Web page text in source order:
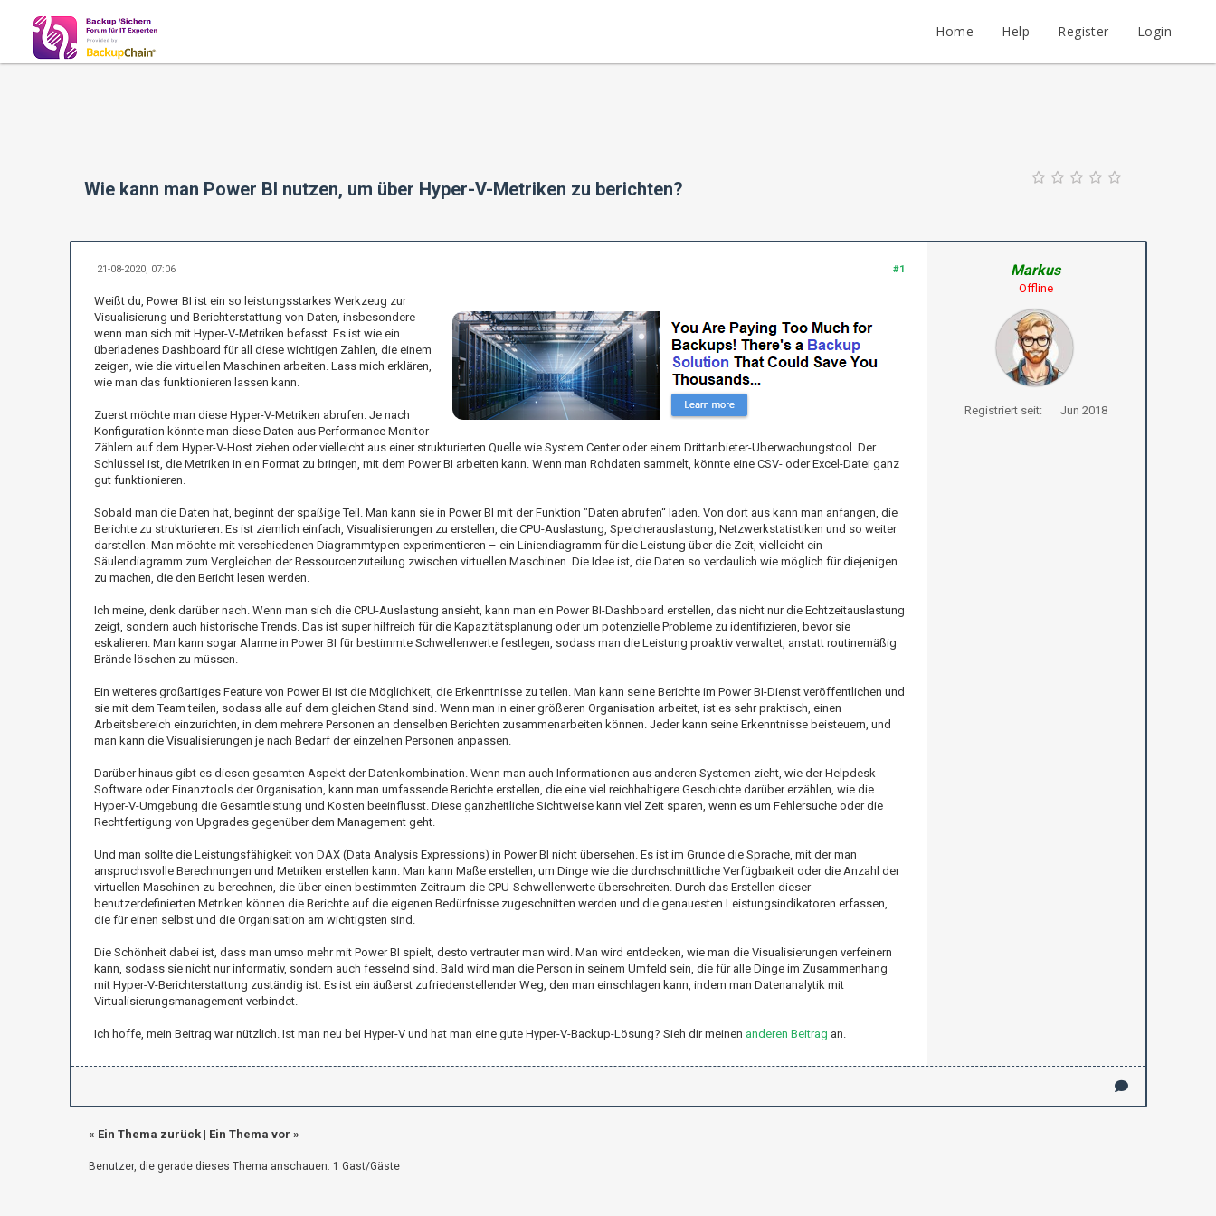
Home Help Register Login
Wie kann man Power BI nutzen, um über Hyper-V-Metriken zu berichten?
#1
21-08-2020, 07:06
Weißt du, Power BI ist ein so leistungsstarkes Werkzeug zur
Visualisierung und Berichterstattung von Daten, insbesondere
wenn man sich mit Hyper-V-Metriken befasst. Es ist wie ein
überladenes Dashboard für all diese wichtigen Zahlen, die einem
zeigen, wie die virtuellen Maschinen arbeiten. Lass mich erklären,
wie man das funktionieren lassen kann.
Zuerst möchte man diese Hyper-V-Metriken abrufen. Je nach
Konfiguration könnte man diese Daten aus Performance Monitor-
Zählern auf dem Hyper-V-Host ziehen oder vielleicht aus einer strukturierten Quelle wie System Center oder einem Drittanbieter-Überwachungstool. Der
Schlüssel ist, die Metriken in ein Format zu bringen, mit dem Power BI arbeiten kann. Wenn man Rohdaten sammelt, könnte eine CSV- oder Excel-Datei ganz
gut funktionieren.
Sobald man die Daten hat, beginnt der spaßige Teil. Man kann sie in Power BI mit der Funktion "Daten abrufen“ laden. Von dort aus kann man anfangen, die
Berichte zu strukturieren. Es ist ziemlich einfach, Visualisierungen zu erstellen, die CPU-Auslastung, Speicherauslastung, Netzwerkstatistiken und so weiter
darstellen. Man möchte mit verschiedenen Diagrammtypen experimentieren – ein Liniendiagramm für die Leistung über die Zeit, vielleicht ein
Säulendiagramm zum Vergleichen der Ressourcenzuteilung zwischen virtuellen Maschinen. Die Idee ist, die Daten so verdaulich wie möglich für diejenigen
zu machen, die den Bericht lesen werden.
Ich meine, denk darüber nach. Wenn man sich die CPU-Auslastung ansieht, kann man ein Power BI-Dashboard erstellen, das nicht nur die Echtzeitauslastung
zeigt, sondern auch historische Trends. Das ist super hilfreich für die Kapazitätsplanung oder um potenzielle Probleme zu identifizieren, bevor sie
eskalieren. Man kann sogar Alarme in Power BI für bestimmte Schwellenwerte festlegen, sodass man die Leistung proaktiv verwaltet, anstatt routinemäßig
Brände löschen zu müssen.
Ein weiteres großartiges Feature von Power BI ist die Möglichkeit, die Erkenntnisse zu teilen. Man kann seine Berichte im Power BI-Dienst veröffentlichen und
sie mit dem Team teilen, sodass alle auf dem gleichen Stand sind. Wenn man in einer größeren Organisation arbeitet, ist es sehr praktisch, einen
Arbeitsbereich einzurichten, in dem mehrere Personen an denselben Berichten zusammenarbeiten können. Jeder kann seine Erkenntnisse beisteuern, und
man kann die Visualisierungen je nach Bedarf der einzelnen Personen anpassen.
Darüber hinaus gibt es diesen gesamten Aspekt der Datenkombination. Wenn man auch Informationen aus anderen Systemen zieht, wie der Helpdesk-
Software oder Finanztools der Organisation, kann man umfassende Berichte erstellen, die eine viel reichhaltigere Geschichte darüber erzählen, wie die
Hyper-V-Umgebung die Gesamtleistung und Kosten beeinflusst. Diese ganzheitliche Sichtweise kann viel Zeit sparen, wenn es um Fehlersuche oder die
Rechtfertigung von Upgrades gegenüber dem Management geht.
Und man sollte die Leistungsfähigkeit von DAX (Data Analysis Expressions) in Power BI nicht übersehen. Es ist im Grunde die Sprache, mit der man
anspruchsvolle Berechnungen und Metriken erstellen kann. Man kann Maße erstellen, um Dinge wie die durchschnittliche Verfügbarkeit oder die Anzahl der
virtuellen Maschinen zu berechnen, die über einen bestimmten Zeitraum die CPU-Schwellenwerte überschreiten. Durch das Erstellen dieser
benutzerdefinierten Metriken können die Berichte auf die eigenen Bedürfnisse zugeschnitten werden und die genauesten Leistungsindikatoren erfassen,
die für einen selbst und die Organisation am wichtigsten sind.
Die Schönheit dabei ist, dass man umso mehr mit Power BI spielt, desto vertrauter man wird. Man wird entdecken, wie man die Visualisierungen verfeinern
kann, sodass sie nicht nur informativ, sondern auch fesselnd sind. Bald wird man die Person in seinem Umfeld sein, die für alle Dinge im Zusammenhang
mit Hyper-V-Berichterstattung zuständig ist. Es ist ein äußerst zufriedenstellender Weg, den man einschlagen kann, indem man Datenanalytik mit
Virtualisierungsmanagement verbindet.
Ich hoffe, mein Beitrag war nützlich. Ist man neu bei Hyper-V und hat man eine gute Hyper-V-Backup-Lösung? Sieh dir meinen anderen Beitrag an.
Markus
Offline
Registriert seit: Jun 2018
« Ein Thema zurück| Ein Thema vor »
Benutzer, die gerade dieses Thema anschauen: 1 Gast/Gäste